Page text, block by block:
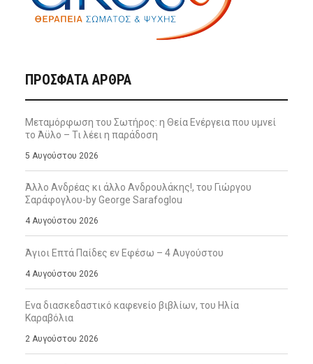
ΠΡΌΣΦΑΤΑ ΆΡΘΡΑ
Μεταμόρφωση του Σωτήρος: η Θεία Ενέργεια που υμνεί
το Άϋλο – Τι λέει η παράδοση
5 Αυγούστου 2026
Άλλο Ανδρέας κι άλλο Ανδρουλάκης!, του Γιώργου
Σαράφογλου-by George Sarafoglou
4 Αυγούστου 2026
Άγιοι Επτά Παίδες εν Εφέσω – 4 Αυγούστου
4 Αυγούστου 2026
Ενα διασκεδαστικό καφενείο βιβλίων, του Ηλία
Καραβόλια
2 Αυγούστου 2026